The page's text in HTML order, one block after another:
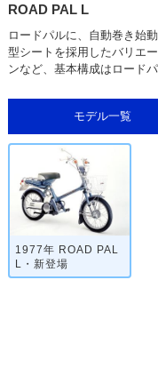
ROAD PAL L
ロードパルに、自動巻き始
型シートを採用したバリエ
ンなど、基本構成はロードパ
モデル一覧
1977年 ROAD PAL
L・新登場